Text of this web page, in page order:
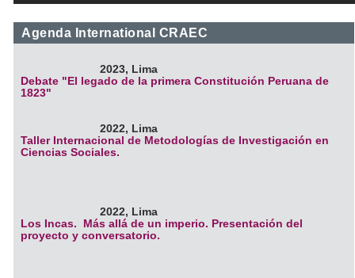
Agenda International CRAEC
2023, Lima
Debate "El legado de la primera Constitución Peruana de
1823"
2022, Lima
Taller Internacional de Metodologías de Investigación en
Ciencias Sociales.
2022, Lima
Los Incas. Más allá de un imperio. Presentación del
proyecto y conversatorio.